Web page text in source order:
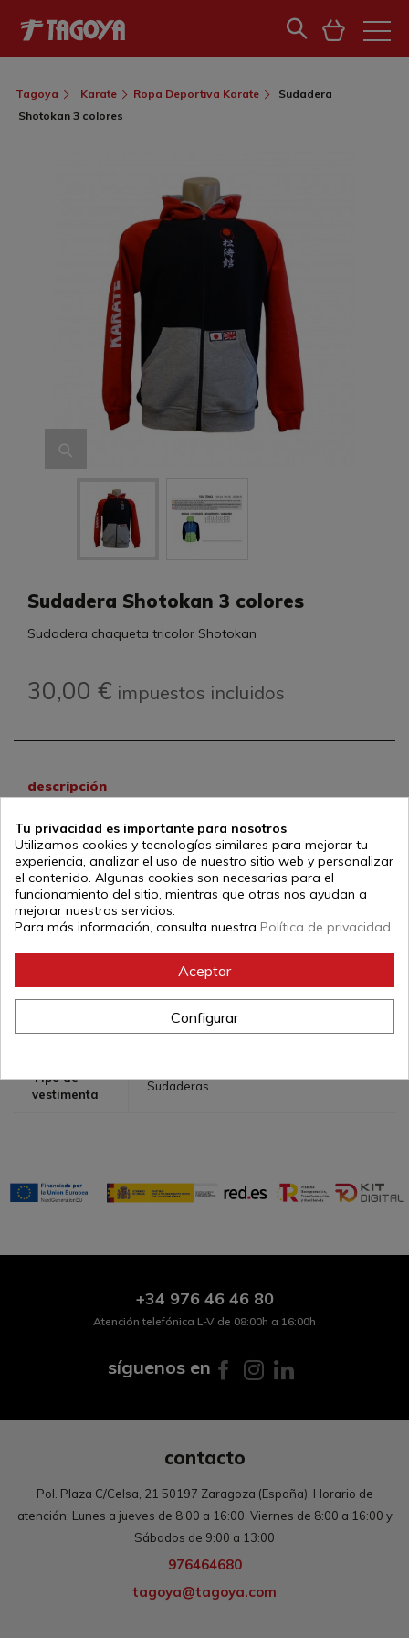
Tagoya Karate Ropa Deportiva Karate
Sudadera
Shotokan 3 colores
Sudadera Shotokan 3 colores
Sudadera chaqueta tricolor Shotokan
30,00 € impuestos incluidos
descripción
delanteros, capucha y cremallera.
Fabricada en España con felpa perchada de primera
calidad.
Bordado letras y símbolo Shoatokan.
Banderas japonesas bordadas y cosidas.
Tipo de
vestimenta
Sudaderas
+34 976 46 46 80
Atención telefónica L-V de 08:00h a 16:00h
síguenos en
contacto
Pol. Plaza C/Celsa, 21 50197 Zaragoza (España). Horario de
atención: Lunes a jueves de 8:00 a 16:00. Viernes de 8:00 a 16:00 y
Sábados de 9:00 a 13:00
976464680
tagoya@tagoya.com
Tu privacidad es importante para nosotros
Utilizamos cookies y tecnologías similares para mejorar tu
experiencia, analizar el uso de nuestro sitio web y personalizar
el contenido. Algunas cookies son necesarias para el
funcionamiento del sitio, mientras que otras nos ayudan a
mejorar nuestros servicios.
Para más información, consulta nuestra Política de privacidad
Aceptar
Configurar